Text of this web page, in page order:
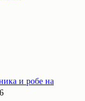
и робе на